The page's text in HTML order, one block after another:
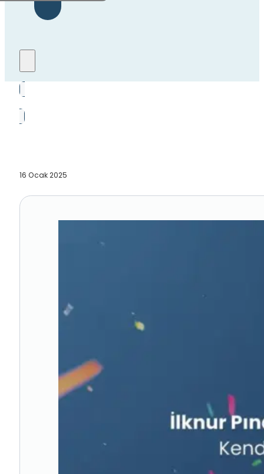
16 Ocak 2025